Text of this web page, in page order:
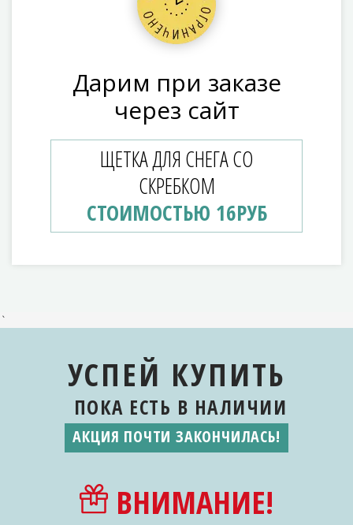
Дарим при заказе
через сайт
ЩЕТКА ДЛЯ СНЕГА СО
СКРЕБКОМ
СТОИМОСТЬЮ 16РУБ
`
УСПЕЙ КУПИТЬ
ПОКА ЕСТЬ В НАЛИЧИИ
АКЦИЯ ПОЧТИ ЗАКОНЧИЛАСЬ!
ВНИМАНИЕ!